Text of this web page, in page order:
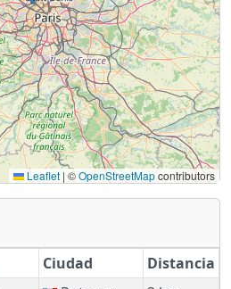
Leaflet | ©OpenStreetMapcontributors
Ciudad
Distancia